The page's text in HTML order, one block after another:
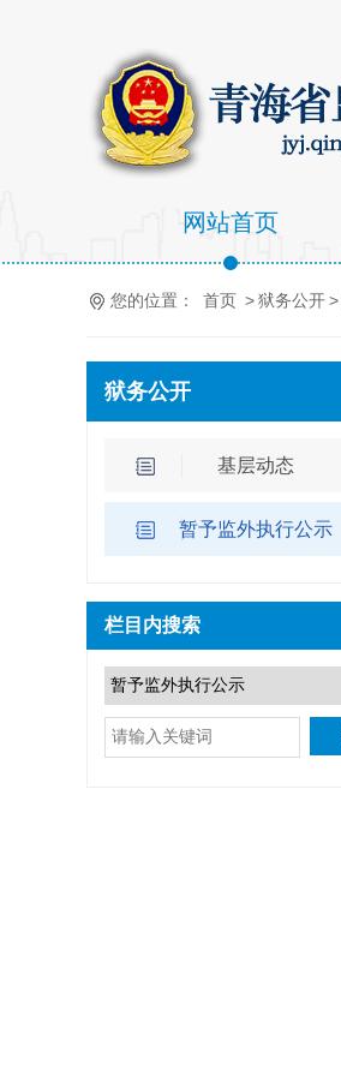
网站首页
您的位置： 首页 >狱务公开>
狱务公开
基层动态
暂予监外执行公示
栏目内搜索